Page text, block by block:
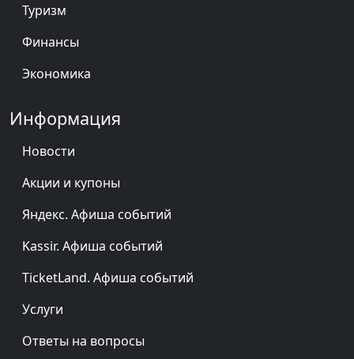
Туризм
Финансы
Экономика
Информация
Новости
Акции и купоны
Яндекс. Афиша событий
Kassir. Афиша событий
TicketLand. Афиша событий
Услуги
Ответы на вопросы